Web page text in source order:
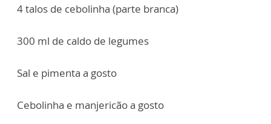
4 talos de cebolinha (parte branca)
300 ml de caldo de legumes
Sal e pimenta a gosto
Cebolinha e manjericão a gosto